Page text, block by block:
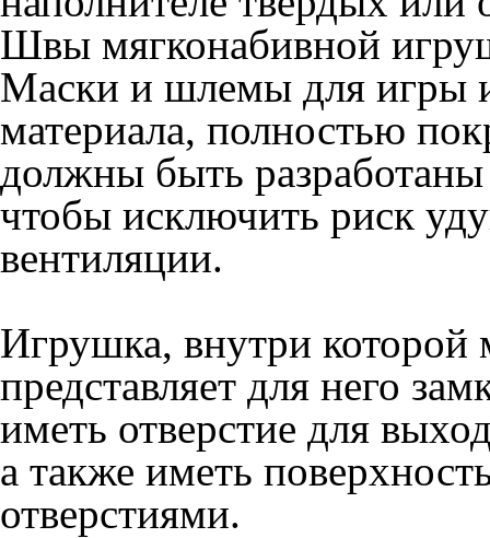
Швы мягконабивной
Маски и шлемы для игры
материала, полностью
должны быть
чтобы исключить риск
вентиляции.
Игрушка, внутри которой
представляет для него
иметь отверстие для
а также иметь
отверстиями.